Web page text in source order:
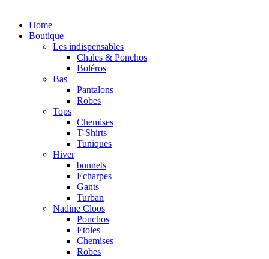
Home
Boutique
Les indispensables
Chales & Ponchos
Boléros
Bas
Pantalons
Robes
Tops
Chemises
T-Shirts
Tuniques
Hiver
bonnets
Echarpes
Gants
Turban
Nadine Cloos
Ponchos
Etoles
Chemises
Robes